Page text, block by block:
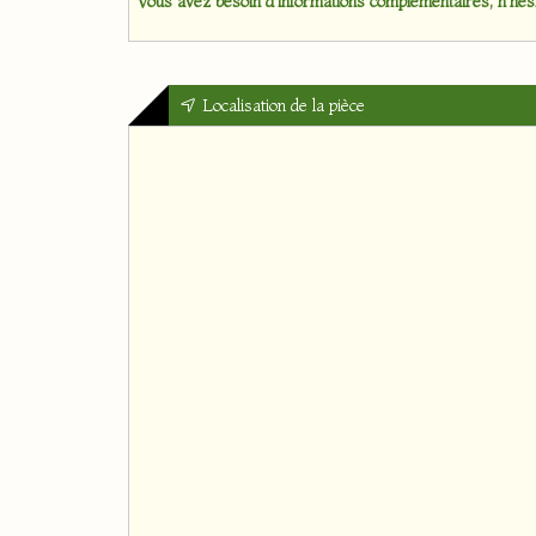
Localisation de la pièce